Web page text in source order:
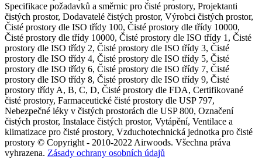
Specifikace požadavků a směrnic pro čisté prostory, Projektanti
čistých prostor, Dodavatelé čistých prostor, Výrobci čistých prostor,
Čisté prostory dle ISO třídy 100, Čisté prostory dle třídy 10000,
Čisté prostory dle třídy 10000, Čisté prostory dle ISO třídy 1, Čisté
prostory dle ISO třídy 2, Čisté prostory dle ISO třídy 3, Čisté
prostory dle ISO třídy 4, Čisté prostory dle ISO třídy 5, Čisté
prostory dle ISO třídy 6, Čisté prostory dle ISO třídy 7, Čisté
prostory dle ISO třídy 8, Čisté prostory dle ISO třídy 9, Čisté
prostory třídy A, B, C, D, Čisté prostory dle FDA, Certifikované
čisté prostory, Farmaceutické čisté prostory dle USP 797,
Nebezpečné léky v čistých prostorách dle USP 800, Označení
čistých prostor, Instalace čistých prostor, Vytápění, Ventilace a
klimatizace pro čisté prostory, Vzduchotechnická jednotka pro čisté
prostory © Copyright - 2010-2022 Airwoods. Všechna práva
vyhrazena. Zásady ochrany osobních údajů